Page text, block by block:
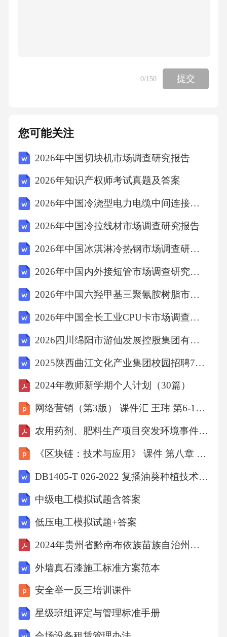
0/150 提交
您可能关注
2026年中国切块机市场调查研究报告
2026年知识产权师考试真题及答案
2026年中国冷浇型电力电缆中间连接头市场调查研究报告
2026年中国冷拉线材市场调查研究报告
2026年中国冰淇淋冷热钢市场调查研究报告
2026年中国内外接短管市场调查研究报告
2026年中国六羟甲基三聚氰胺树脂市场调查研究报告
2026年中国全长工业CPU卡市场调查研究报告
2026四川绵阳市游仙发展控股集团有限责任公司（城东公司）直接考核招聘中层管理人员拟录用人员笔试历年参考题库附带答案详解
2025陕西曲江文化产业集团校园招聘70人笔试历年参考题库附带答案详解
2024年教师新学期个人计划（30篇）
网络营销（第3版） 课件汇 王玮 第6-13章 垂直模式-视频营销
农用药剂、肥料生产项目突发环境事件应急预案
《区块链：技术与应用》 课件 第八章 贸易行业中的区块链应用
DB1405-T 026-2022 复播油葵种植技术规程
中级电工模拟试题含答案
低压电工模拟试题+答案
2024年贵州省黔南布依族苗族自治州选调生考试（公共基础知识）综合能力测试题含答案
外墙真石漆施工标准方案范本
安全举一反三培训课件
星级班组评定与管理标准手册